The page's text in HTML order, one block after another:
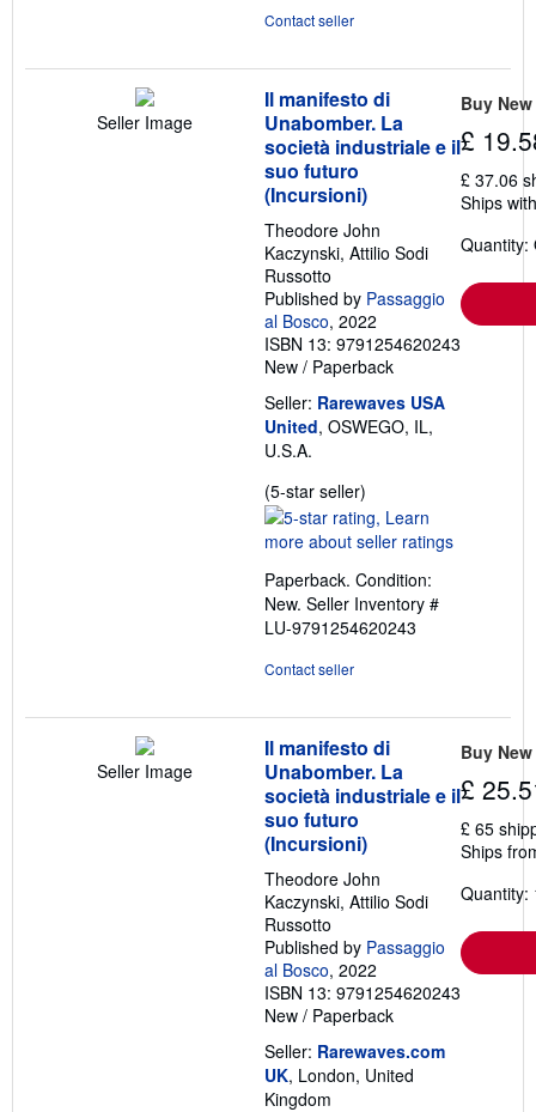
Contact seller
Seller Image
Il manifesto di
Unabomber. La
società industriale e il
suo futuro
(Incursioni)
Theodore John
Kaczynski, Attilio Sodi
Russotto
Published by Passaggio
al Bosco, 2022
ISBN 13: 9791254620243
New / Paperback
Seller: Rarewaves USA
United, OSWEGO, IL,
U.S.A.
(5-star seller)
rating
5
of
5
stars
Paperback. Condition:
New. Seller Inventory #
LU-9791254620243
Contact seller
Buy New
£
£ 37.06
Ships
Quantity:
Seller Image
Il manifesto di
Unabomber. La
società industriale e il
suo futuro
(Incursioni)
Theodore John
Kaczynski, Attilio Sodi
Russotto
Published by Passaggio
al Bosco, 2022
ISBN 13: 9791254620243
New / Paperback
Seller: Rarewaves.com
UK, London, United
Kingdom
Buy New
£
£ 65
Ships
Quantity: